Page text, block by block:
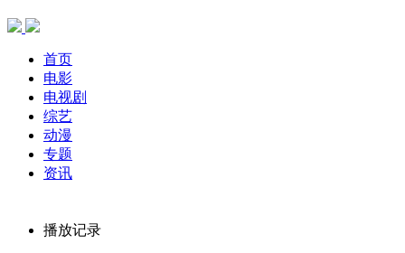
首页
电影
电视剧
综艺
动漫
专题
资讯
播放记录